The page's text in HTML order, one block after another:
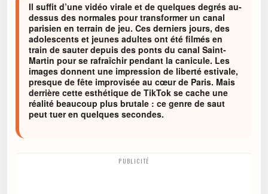
Il suffit d’une vidéo virale et de quelques degrés au-
dessus des normales pour transformer un canal
parisien en terrain de jeu. Ces derniers jours, des
adolescents et jeunes adultes ont été filmés en
train de sauter depuis des ponts du canal Saint-
Martin pour se rafraîchir pendant la canicule. Les
images donnent une impression de liberté estivale,
presque de fête improvisée au cœur de Paris. Mais
derrière cette esthétique de TikTok se cache une
réalité beaucoup plus brutale : ce genre de saut
peut tuer en quelques secondes.
PUBLICITÉ